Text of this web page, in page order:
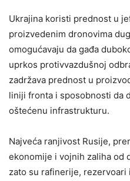
Ukrajina koristi prednost u
proizvedenim dronovima
omogućavaju da gađa
uprkos protivvazdušnoj
zadržava prednost u
liniji fronta i sposobnosti da
oštećenu infrastrukturu.
Najveća ranjivost Rusije,
ekonomije i vojnih zaliha od
zato su rafinerije,